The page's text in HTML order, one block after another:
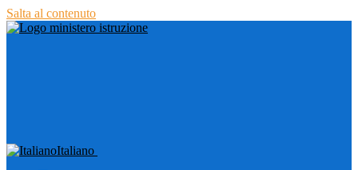
Salta al contenuto
Italiano